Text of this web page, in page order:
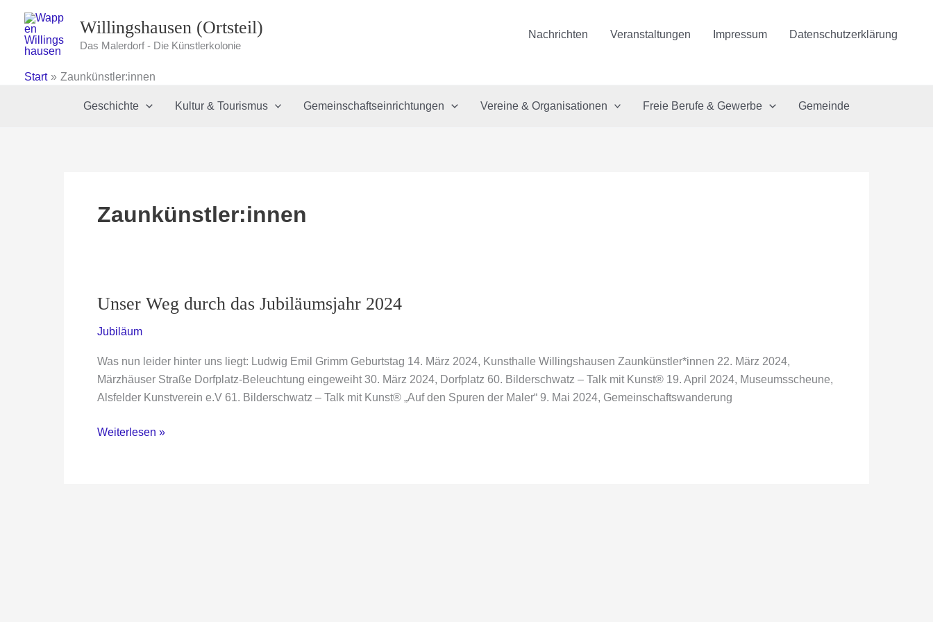
Inhalt
springen
Willingshausen (Ortsteil)
Das Malerdorf - Die Künstlerkolonie
Nachrichten Veranstaltungen Impressum Datenschutzerklärung
Start Zaunkünstler:innen
Geschichte Kultur & Tourismus Gemeinschaftseinrichtungen Vereine & Organisationen Freie Berufe & Gewerbe Gemeinde
Zaunkünstler:innen
Unser Weg durch das Jubiläumsjahr 2024
Jubiläum
Was nun leider hinter uns liegt: Ludwig Emil Grimm Geburtstag 14. März 2024, Kunsthalle Willingshausen Zaunkünstler*innen 22. März 2024,
Märzhäuser Straße Dorfplatz-Beleuchtung eingeweiht 30. März 2024, Dorfplatz 60. Bilderschwatz – Talk mit Kunst® 19. April 2024, Museumsscheune,
Alsfelder Kunstverein e.V 61. Bilderschwatz – Talk mit Kunst® „Auf den Spuren der Maler“ 9. Mai 2024, Gemeinschaftswanderung
Unser
Weiterlesen »